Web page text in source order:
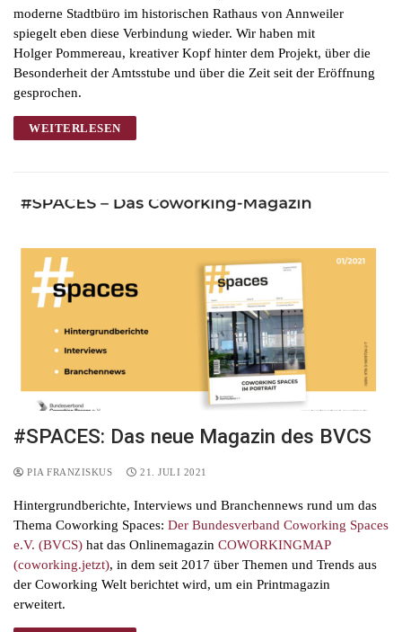
moderne Stadtbüro im historischen Rathaus von Annweiler
spiegelt eben diese Verbindung wieder. Wir haben mit
Holger Pommereau, kreativer Kopf hinter dem Projekt, über die
Besonderheit der Amtsstube und über die Zeit seit der Eröffnung
gesprochen.
WEITERLESEN
#SPACES: Das neue Magazin des BVCS
PIA FRANZISKUS 21. JULI 2021
Hintergrundberichte, Interviews und Branchennews rund um das
Thema Coworking Spaces: Der Bundesverband Coworking Spaces
e.V. (BVCS) hat das Onlinemagazin COWORKINGMAP
(coworking.jetzt), in dem seit 2017 über Themen und Trends aus
der Coworking Welt berichtet wird, um ein Printmagazin
erweitert.